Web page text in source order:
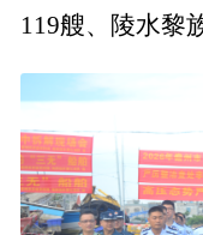
119艘、陵水黎